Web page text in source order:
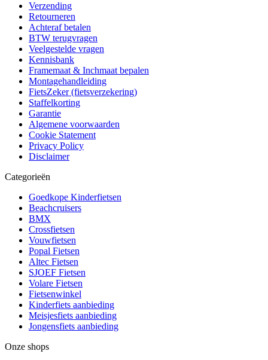
Verzending
Retourneren
Achteraf betalen
BTW terugvragen
Veelgestelde vragen
Kennisbank
Framemaat & Inchmaat bepalen
Montagehandleiding
FietsZeker (fietsverzekering)
Staffelkorting
Garantie
Algemene voorwaarden
Cookie Statement
Privacy Policy
Disclaimer
Categorieën
Goedkope Kinderfietsen
Beachcruisers
BMX
Crossfietsen
Vouwfietsen
Popal Fietsen
Altec Fietsen
SJOEF Fietsen
Volare Fietsen
Fietsenwinkel
Kinderfiets aanbieding
Meisjesfiets aanbieding
Jongensfiets aanbieding
Onze shops